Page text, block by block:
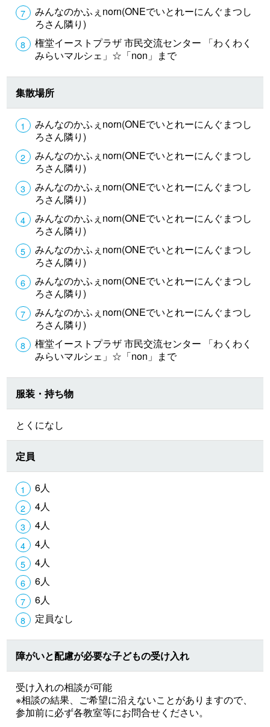
みんなのかふぇnorn(ONEでいとれーにんぐまつし
ろさん隣り)
権堂イーストプラザ 市民交流センター 「わくわく
みらいマルシェ」☆「non」まで
集散場所
みんなのかふぇnorn(ONEでいとれーにんぐまつし
ろさん隣り)
みんなのかふぇnorn(ONEでいとれーにんぐまつし
ろさん隣り)
みんなのかふぇnorn(ONEでいとれーにんぐまつし
ろさん隣り)
みんなのかふぇnorn(ONEでいとれーにんぐまつし
ろさん隣り)
みんなのかふぇnorn(ONEでいとれーにんぐまつし
ろさん隣り)
みんなのかふぇnorn(ONEでいとれーにんぐまつし
ろさん隣り)
みんなのかふぇnorn(ONEでいとれーにんぐまつし
ろさん隣り)
権堂イーストプラザ 市民交流センター 「わくわく
みらいマルシェ」☆「non」まで
服装・持ち物
とくになし
定員
6人
4人
4人
4人
4人
6人
6人
定員なし
障がいと配慮が必要な子どもの受け入れ
受け入れの相談が可能
※相談の結果、ご希望に沿えないことがありますので、
参加前に必ず各教室等にお問合せください。